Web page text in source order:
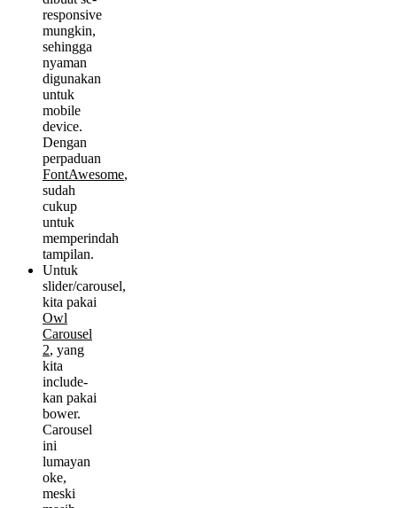
responsive
mungkin,
sehingga
nyaman
digunakan
untuk
mobile
device.
Dengan
perpaduan
FontAwesome,
sudah
cukup
untuk
memperindah
tampilan.
Untuk
slider/carousel,
kita pakai
Owl
Carousel
2, yang
kita
include-
kan pakai
bower.
Carousel
ini
lumayan
oke,
meski